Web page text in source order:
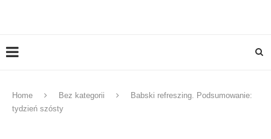
Home Bez kategorii
Babski refreszing. Podsumowanie:
tydzień szósty